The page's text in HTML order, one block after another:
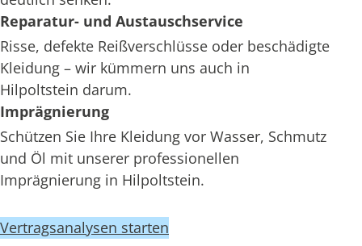
Reparatur- und Austauschservice
Risse, defekte Reißverschlüsse oder beschädigte
Kleidung – wir kümmern uns auch in
Hilpoltstein darum.
Imprägnierung
Schützen Sie Ihre Kleidung vor Wasser, Schmutz
und Öl mit unserer professionellen
Imprägnierung in Hilpoltstein.
Vertragsanalysen starten